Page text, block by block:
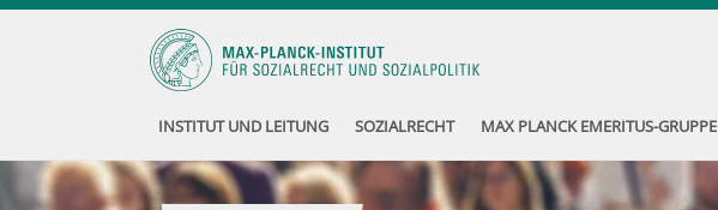
INSTITUT UND LEITUNG SOZIALRECHT MAX PLANCK EMERITUS-GRUPPE